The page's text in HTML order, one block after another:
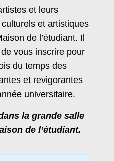
et leurs
et artistiques
de l’étudiant. Il
vous inscrire pour
du temps des
et revigorantes
universitaire.
la grande salle
de l’étudiant.